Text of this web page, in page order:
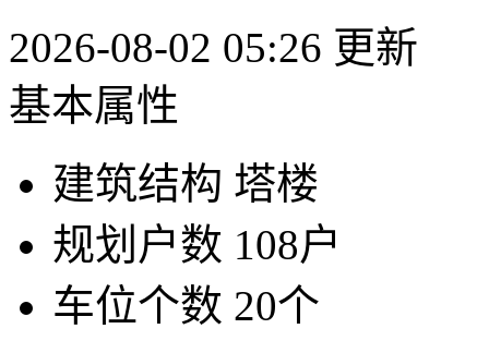
2026-08-02 05:26 更新
基本属性
建筑结构 塔楼
规划户数 108户
车位个数 20个